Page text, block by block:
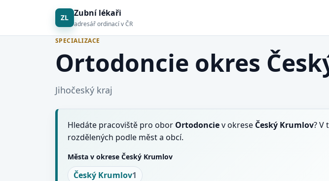
ZL Zubní lékaři
adresář ordinací v ČR
SPECIALIZACE
Ortodoncie okres
Jihočeský kraj
Hledáte pracoviště pro obor Ortodonciev okrese Český Krumlov? V
rozdělených podle měst a obcí.
Města v okrese Český Krumlov
Český Krumlov1